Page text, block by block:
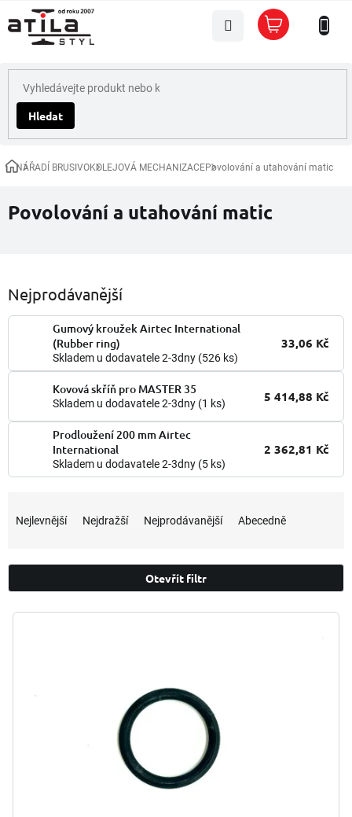
na
obsah
Hledat
Nákupní
košík
DomůNÁŘADÍ BRUSIVOKOLEJOVÁ MECHANIZACEPovolování a utahování matic
Povolování a utahování matic
Nejprodávanější
Gumový kroužek Airtec International
(Rubber ring)
Skladem u dodavatele 2-3dny (526 ks)
33,06 Kč
Kovová skříň pro MASTER 35
Skladem u dodavatele 2-3dny (1 ks) 5 414,88 Kč
Prodloužení 200 mm Airtec
International
Skladem u dodavatele 2-3dny (5 ks)
2 362,81 Kč
n
í
r
Nejlevnější Nejdražší Nejprodávanější Abecedně
Otevřít filtr
V